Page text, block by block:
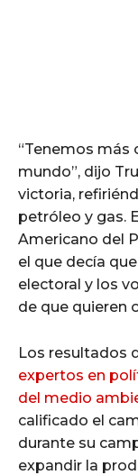
“Tenemos más
mundo”, dijo
victoria,
petróleo y gas.
Americano del
el que decía
electoral y los
de que quieren
Los resultados
expertos en
del medio
calificado el
durante su
expandir la